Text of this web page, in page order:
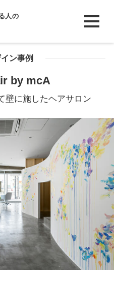
人の
ン事例
by mcA
壁に施したヘアサロン